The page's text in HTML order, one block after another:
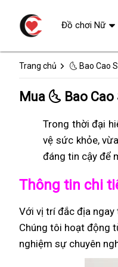
Trang chủ 🌜 Bao Cao
Mua 🌜 Bao
Trong thời đại
vệ sức khỏe,
đáng tin cậy để
Thông tin chi
Với vị trí đắc địa ngay
Chúng tôi hoạt động
nghiệm sự chuyên
Đồ chơi Nữ